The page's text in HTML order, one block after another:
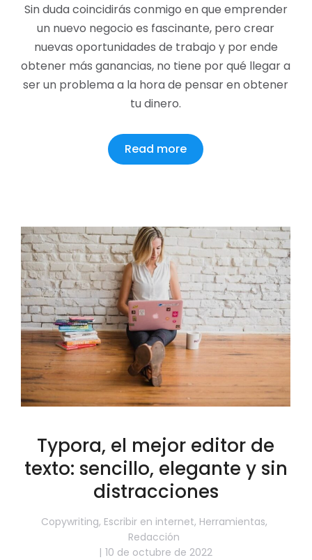
Sin duda coincidirás conmigo en que emprender
un nuevo negocio es fascinante, pero crear
nuevas oportunidades de trabajo y por ende
obtener más ganancias, no tiene por qué llegar a
ser un problema a la hora de pensar en obtener
tu dinero.
Read more
Typora, el mejor editor de
texto: sencillo, elegante y sin
distracciones
Copywriting, Escribir en internet, Herramientas,
Redacción
10 de octubre de 2022